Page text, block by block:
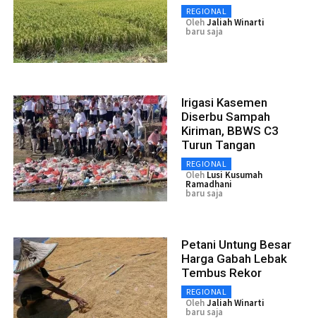
REGIONAL
OlehJaliah Winarti
baru saja
Irigasi Kasemen
Diserbu Sampah
Kiriman, BBWS C3
Turun Tangan
REGIONAL
Oleh Lusi Kusumah
Ramadhani
baru saja
Petani Untung Besar
Harga Gabah Lebak
Tembus Rekor
REGIONAL
OlehJaliah Winarti
baru saja